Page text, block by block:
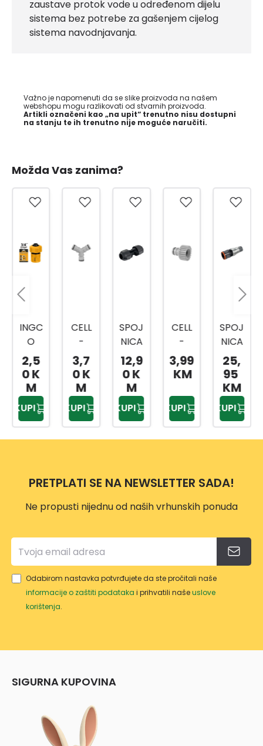
zaustave protok vode u određenom dijelu
sistema bez potrebe za gašenjem cijelog
sistema navodnjavanja.
Važno je napomenuti da se slike proizvoda na našem
webshopu mogu razlikovati od stvarnih proizvoda.
Artikli označeni kao „na upit“ trenutno nisu dostupni
na stanju te ih trenutno nije moguće naručiti.
Možda Vas zanima?
CELL
-
FAST
TROS
TRUK
I
KON
EKTO
R
INCH
3,7
0 K
M
KUPI
SPOJ
NICA
25M
M
12,9
0 K
M
KUPI
CELL
-
FAST
SPOJ
NICA
UN 1
IDEA
L
3,99
KM
KUPI
SPOJ
NICA
ZA
CRIJ
1/2
PRE
MI U
BLIST
ALAŽI
25,
95
KUPI
CELL
-
FAST
TROS
TRUK
I
KON
EKTO
R
1,79
KM
KUPI
PRETPLATI SE NA NEWSLETTER SADA!
Ne propusti nijednu od naših vrhunskih ponuda
Odabirom nastavka potvrđujete da ste pročitali naše
informacije o zaštiti podataka i prihvatili našeuslove
korištenja.
SIGURNA KUPOVINA